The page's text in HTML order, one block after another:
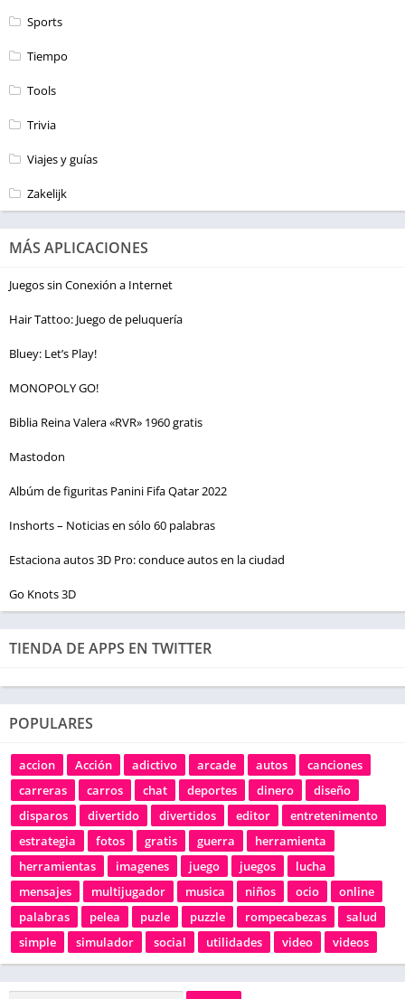
Sports
Tiempo
Tools
Trivia
Viajes y guías
Zakelijk
MÁS APLICACIONES
Juegos sin Conexión a Internet
Hair Tattoo: Juego de peluquería
Bluey: Let’s Play!
MONOPOLY GO!
Biblia Reina Valera «RVR» 1960 gratis
Mastodon
Albúm de figuritas Panini Fifa Qatar 2022
Inshorts – Noticias en sólo 60 palabras
Estaciona autos 3D Pro: conduce autos en la ciudad
Go Knots 3D
TIENDA DE APPS EN TWITTER
POPULARES
accion Acción adictivo arcade autos
canciones
carreras
carros chat deportes dinero
diseño
disparos
divertido divertidos editor
entretenimento
estrategia
fotos gratis guerra
herramienta
herramientas
imagenes juego juegos
lucha
mensajes
multijugador musica niños ocio
online
palabras
pelea puzle puzzle rompecabezas
salud
simple
simulador social utilidades video videos